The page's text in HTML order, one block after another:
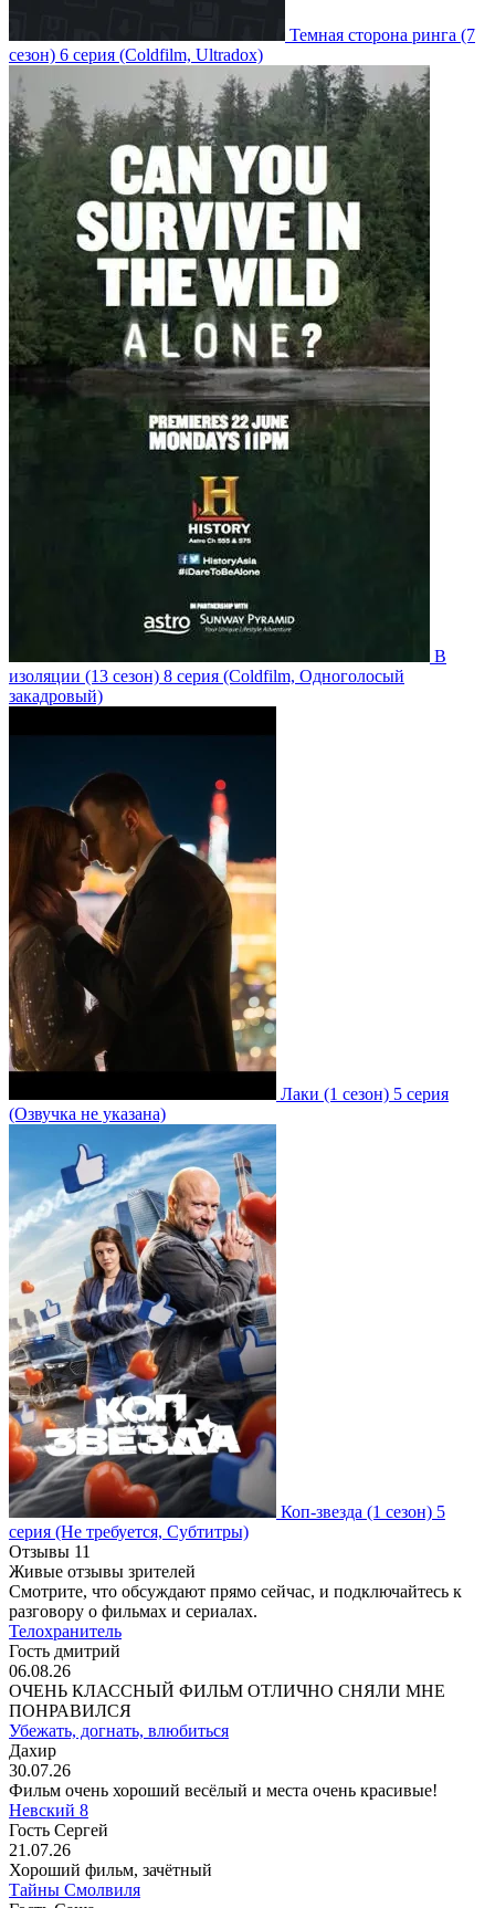
Темная сторона ринга (7
сезон) 6 серия (Coldfilm, Ultradox)
В
изоляции (13 сезон) 8 серия (Coldfilm, Одноголосый
закадровый)
Лаки (1 сезон) 5 серия
(Озвучка не указана)
Коп-звезда (1 сезон) 5
серия (Не требуется, Субтитры)
Отзывы 11
Живые отзывы зрителей
Смотрите, что обсуждают прямо сейчас, и подключайтесь к
разговору о фильмах и сериалах.
Телохранитель
Гость дмитрий
06.08.26
ОЧЕНЬ КЛАССНЫЙ ФИЛЬМ ОТЛИЧНО СНЯЛИ МНЕ
ПОНРАВИЛСЯ
Убежать, догнать, влюбиться
Дахир
30.07.26
Фильм очень хороший весёлый и места очень красивые!
Невский 8
Гость Сергей
21.07.26
Хороший фильм, зачётный
Тайны Смолвиля